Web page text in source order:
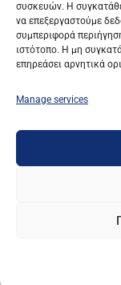
συσκευών. Η
να επεξεργαστούμε
συμπεριφορά
ιστότοπο. Η μη
επηρεάσει αρνητικά
Manage services
©